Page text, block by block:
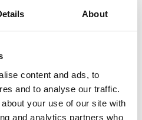
About
content and ads, to
and to analyse our traffic.
your use of our site with
and analytics partners who
des tôles –
d’un moteur à